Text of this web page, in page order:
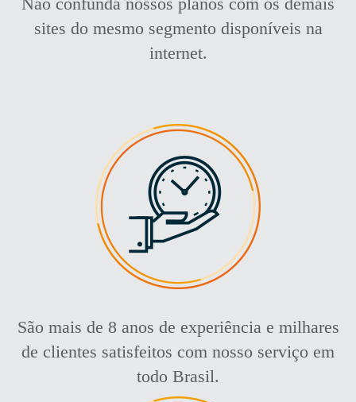
sites do mesmo segmento disponíveis na
internet.
São mais de 8 anos de experiência e milhares
de clientes satisfeitos com nosso serviço em
todo Brasil.